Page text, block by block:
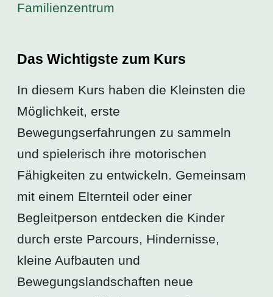
Familienzentrum
Das Wichtigste zum Kurs
In diesem Kurs haben die Kleinsten die
Möglichkeit, erste
Bewegungserfahrungen zu sammeln
und spielerisch ihre motorischen
Fähigkeiten zu entwickeln. Gemeinsam
mit einem Elternteil oder einer
Begleitperson entdecken die Kinder
durch erste Parcours, Hindernisse,
kleine Aufbauten und
Bewegungslandschaften neue